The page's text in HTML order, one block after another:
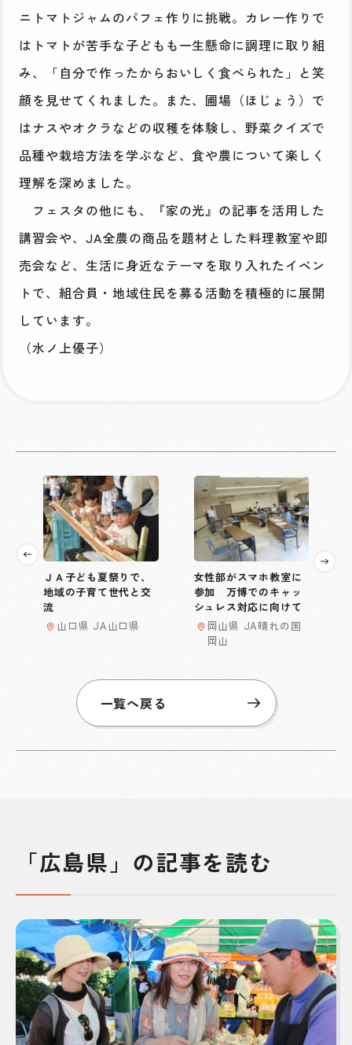
ニトマトジャムのパフェ作りに挑戦。カレー作りで
はトマトが苦手な子どもも一生懸命に調理に取り組
み、「自分で作ったからおいしく食べられた」と笑
顔を見せてくれました。また、圃場（ほじょう）で
はナスやオクラなどの収穫を体験し、野菜クイズで
品種や栽培方法を学ぶなど、食や農について楽しく
理解を深めました。
フェスタの他にも、『家の光』の記事を活用した
講習会や、JA全農の商品を題材とした料理教室や即
売会など、生活に身近なテーマを取り入れたイベン
トで、組合員・地域住民を募る活動を積極的に展開
しています。
（水ノ上優子）
ＪＡ子ども夏祭りで、
地域の子育て世代と交
流
山口県 JA山口県
女性部がスマホ教室に
参加 万博でのキャッ
シュレス対応に向けて
岡山県 JA晴れの国
岡山
一覧へ戻る
「広島県」の記事を読む